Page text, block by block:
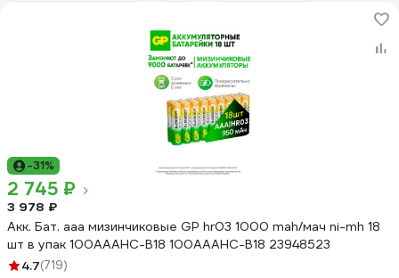
-31%
2 745 ₽
3 978 ₽
Акк. Бат. ааа мизинчиковые GP hr03 1000 mah/мач ni-mh 18
шт в упак 100AAAHC-B18 100AAAHC-B18 23948523
4.7(719)